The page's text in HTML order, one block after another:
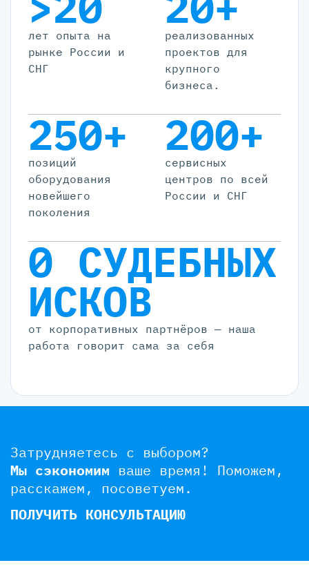
лет опыта на
рынке России и
СНГ
реализованных
проектов для
крупного
бизнеса.
250+
позиций
оборудования
новейшего
поколения
200+
cервисных
центров по всей
России и СНГ
0 СУДЕБНЫХ
ИСКОВ
от корпоративных партнёров — наша
работа говорит сама за себя
Затрудняетесь с выбором?
Мы сэкономим ваше время! Поможем,
расскажем, посоветуем.
ПОЛУЧИТЬ КОНСУЛЬТАЦИЮ